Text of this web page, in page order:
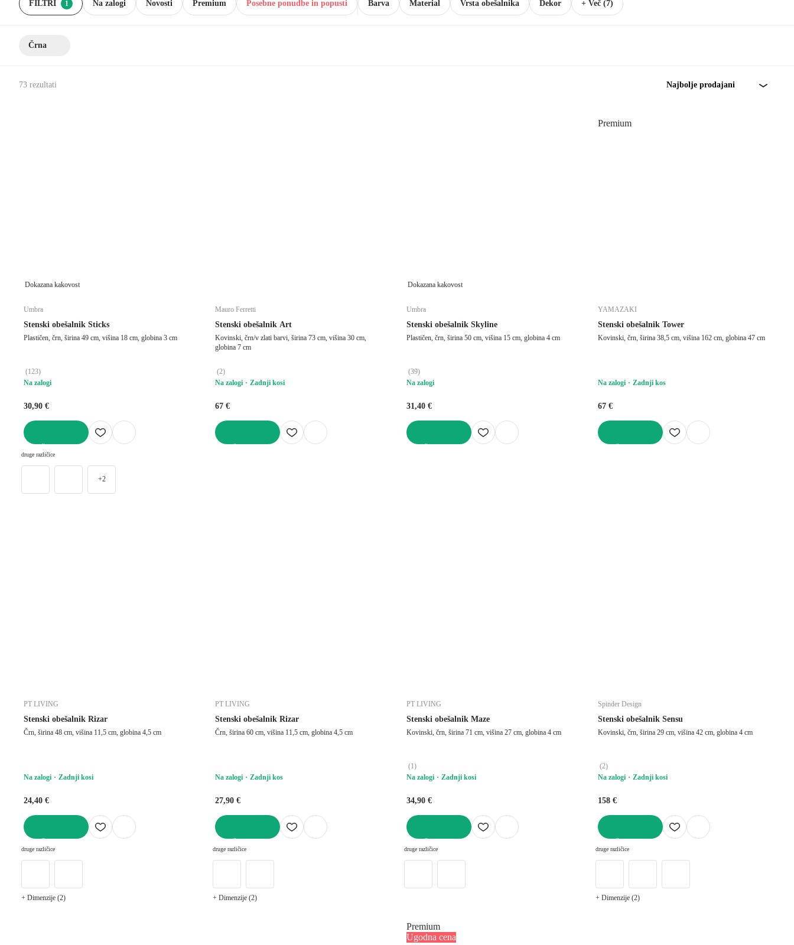
FILTRI 1 Na zalogi Premium Posebne ponudbe in popusti
Novosti Barva Material Vrsta obešalnika Dekor + Več (7)
Črna
73 rezultati Najbolje prodajani
Dokazana kakovost
Umbra
Stenski obešalnik Sticks
Plastičen, črn, širina 49 cm, višina 18 cm, globina 3 cm
(123)
Na zalogi
30,90 €
druge različice
+2
Mauro Ferretti
Stenski obešalnik Art
Kovinski, črn/v zlati barvi, širina 73 cm, višina 30 cm,
globina 7 cm
(2)
Na zalogi
Zadnji kosi
67 €
Dokazana kakovost
Umbra
Stenski obešalnik Skyline
Plastičen, črn, širina 50 cm, višina 15 cm, globina 4 cm
(39)
Na zalogi
31,40 €
Premium
YAMAZAKI
Stenski obešalnik Tower
Kovinski, črn, širina 38,5 cm, višina 162 cm, globina 47 cm
Na zalogi Zadnji kos
67 €
PT LIVING
Stenski obešalnik Rizar
Črn, širina 48 cm, višina 11,5 cm, globina 4,5 cm
Na zalogi Zadnji kosi
24,40 €
druge različice
+ Dimenzije (2)
PT LIVING
Stenski obešalnik Rizar
Črn, širina 60 cm, višina 11,5 cm, globina 4,5 cm
Na zalogi Zadnji kos
27,90 €
druge različice
+ Dimenzije (2)
PT LIVING
Stenski obešalnik Maze
Kovinski, črn, širina 71 cm, višina 27 cm, globina 4 cm
(1)
Na zalogi
Zadnji kosi
34,90 €
druge različice
Spinder Design
Stenski obešalnik Sensu
Kovinski, črn, širina 29 cm, višina 42 cm, globina 4 cm
(2)
Na zalogi
Zadnji kosi
158 €
druge različice
+ Dimenzije (2)
Premium
Ugodna cena